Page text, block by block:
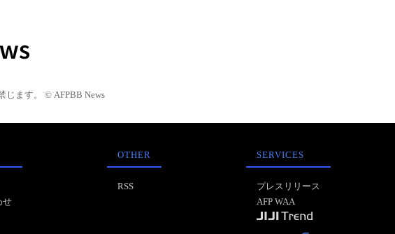
じます。 © AFPBB News
せ
OTHER
RSS
SERVICES
プレスリリース
AFP WAA